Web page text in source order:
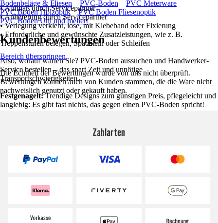
• Aufmaß durch Servicepartner
• Anlieferung durch Servicepartner
• Verlegung verklebt, lose, mit Klebeband oder Fixierung
• Erforderliche und gewünschte Zusatzleistungen, wie z. B.
Treppenstufen belegen, Spachteln oder Schleifen
Also, worauf warten Sie? PVC-Boden aussuchen und Handwerker-
Service bestellen – das spart Zeit und unnötige
Transportschwierigkeiten.
Festgenagelt:Trendige Designs zum günstigen Preis, pflegeleicht und
langlebig: Es gibt fast nichts, das gegen einen PVC-Boden spricht!
Bodenbeläge & Fliesen PVC-Boden
PVC Meterware
PVC Boden Holzoptik
PVC Boden Fliesenoptik
PVC Boden Uni und meliert
Kundenbewertungen
Bereich überspringen
Die Echtheit der Bewertungen wurde von uns nicht überprüft.
Bewertungen können auch von Kunden stammen, die die Ware nicht
nachweislich genutzt oder gekauft haben.
Zahlarten